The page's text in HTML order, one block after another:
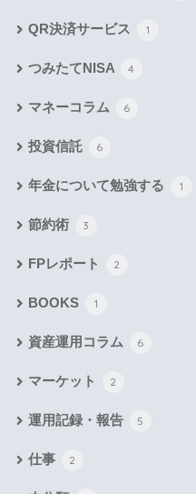
QR決済サービス 1
つみたてNISA 4
マネーコラム 6
投資信託 6
年金について勉強する 1
節約術 3
FPレポート 2
BOOKS 1
資産運用コラム 6
マーケット 2
運用記録・報告 5
仕事 2